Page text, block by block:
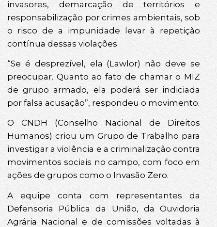
invasores, demarcação de territórios e
responsabilização por crimes ambientais, sob
o risco de a impunidade levar à repetição
contínua dessas violações
“Se é desprezível, ela (Lawlor) não deve se
preocupar. Quanto ao fato de chamar o MIZ
de grupo armado, ela poderá ser indiciada
por falsa acusação”, respondeu o movimento.
O CNDH (Conselho Nacional de Direitos
Humanos) criou um Grupo de Trabalho para
investigar a violência e a criminalização contra
movimentos sociais no campo, com foco em
ações de grupos como o Invasão Zero.
A equipe conta com representantes da
Defensoria Pública da União, da Ouvidoria
Agrária Nacional e de comissões voltadas à